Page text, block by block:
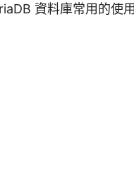
資料庫常用的使